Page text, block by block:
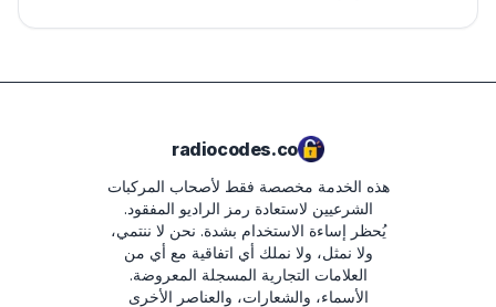
radiocodes.co
هذه الخدمة مخصصة فقط لأصحاب المركبات
الشرعيين لاستعادة رمز الراديو المفقود.
يُحظر إساءة الاستخدام بشدة. نحن لا ننتمي،
ولا نمثل، ولا نملك أي اتفاقية مع أي من
العلامات التجارية المسجلة المعروضة.
الأسماء، والشعارات، والعناصر الأخرى